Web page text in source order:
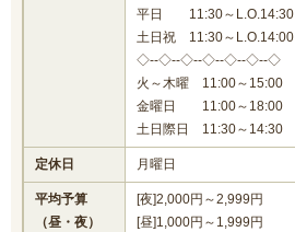
平日 11:30～L.O.14:30
土日祝 11:30～L.O.14:00
◇--◇--◇--◇--◇--◇--◇
火～木曜 11:00～15:00
金曜日 11:00～18:00
土日際日 11:30～14:30
定休日 月曜日
平均予算
（昼・夜）
[夜]2,000円～2,999円
[昼]1,000円～1,999円